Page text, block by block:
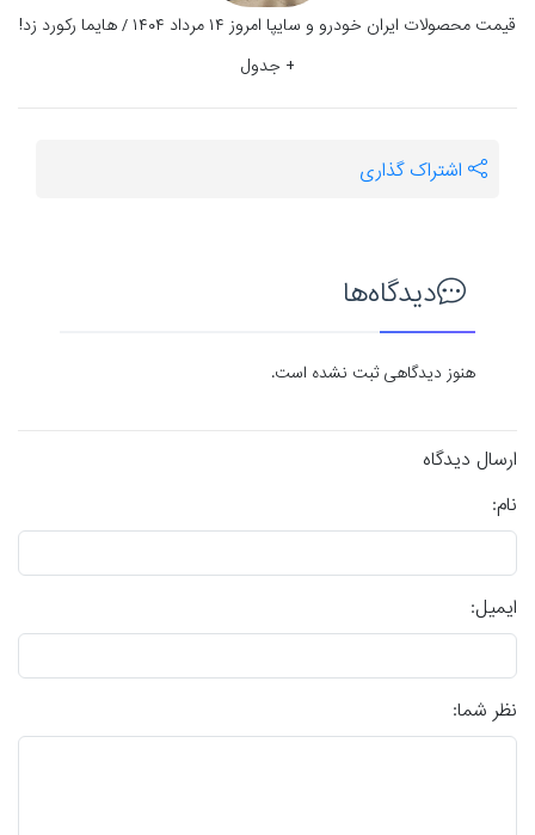
قیمت محصولات ایران خودرو و سایپا امروز ۱۴ مرداد ۱۴۰۴ / هایما رکورد زد!
+ جدول
اشتراک گذاری
دیدگاه‌ها
هنوز دیدگاهی ثبت نشده است.
ارسال دیدگاه
نام:
ایمیل:
نظر شما: